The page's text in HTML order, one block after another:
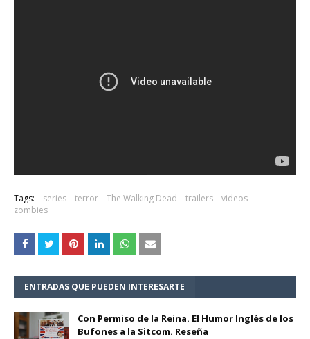
Tags: series terror The Walking Dead trailers
videos
zombies
ENTRADAS QUE PUEDEN INTERESARTE
Con Permiso de la Reina. El Humor Inglés de los
Bufones a la Sitcom. Reseña